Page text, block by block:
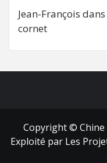
Jean-François dans
cornet
Copyright © Chine
Exploité par Les